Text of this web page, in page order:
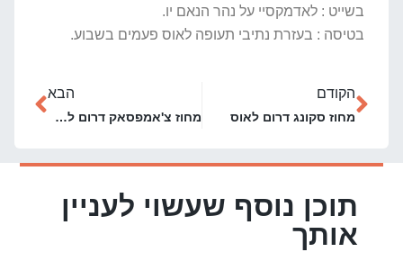
בשייט : לאדמקסיי על נהר הנאם יו.
בטיסה : בעזרת נתיבי תעופה לאוס פעמים בשבוע.
הקודם
מחוז סקונג דרום לאוס
הבא
מחוז צ'אמפסאק דרום לאוס
תוכן נוסף שעשוי לעניין
אותך